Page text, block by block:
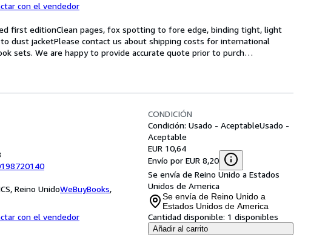
con el vendedor
first editionClean pages, fox spotting to fore edge, binding tight, light
dust jacketPlease contact us about shipping costs for international
sets. We are happy to provide accurate quote prior to purch…
Reino UnidoWeBuyBooks,
con el vendedor
CONDICIÓN
Condición: Usado - AceptableUsado -
Aceptable
EUR 10,64
Envío por EUR 8,20
Se envía de Reino Unido a Estados
Unidos de America
Se envía de Reino Unido a
Estados Unidos de America
Cantidad disponible: 1 disponibles
Añadir al carrito